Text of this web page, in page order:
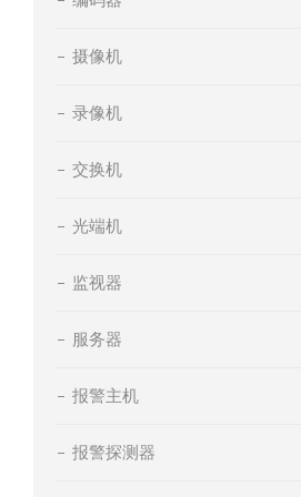
摄像机
录像机
交换机
光端机
监视器
服务器
报警主机
报警探测器